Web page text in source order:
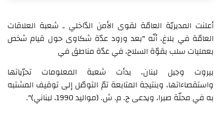
أعلنت المديريّة العامّة لقوى الأمن الدّاخلي ـ شعبة العلاقات
العامّة في بلاغ، أنّه "بعد ورود عدّة شكاوى حول قيام شخص
بعمليات سلب بقوّة السلاح، في عدّة مناطق في
بيروت وجبل لبنان، بدأت شعبة المعلومات تحرّياتها
واستقصاءاتها، وبنتيجة المتابعة تمّ التوصّل إلى توقيف المشتبه
به في محلّة صبرا، ويدعى ح. م. ش. (مواليد 1990، لبناني)".